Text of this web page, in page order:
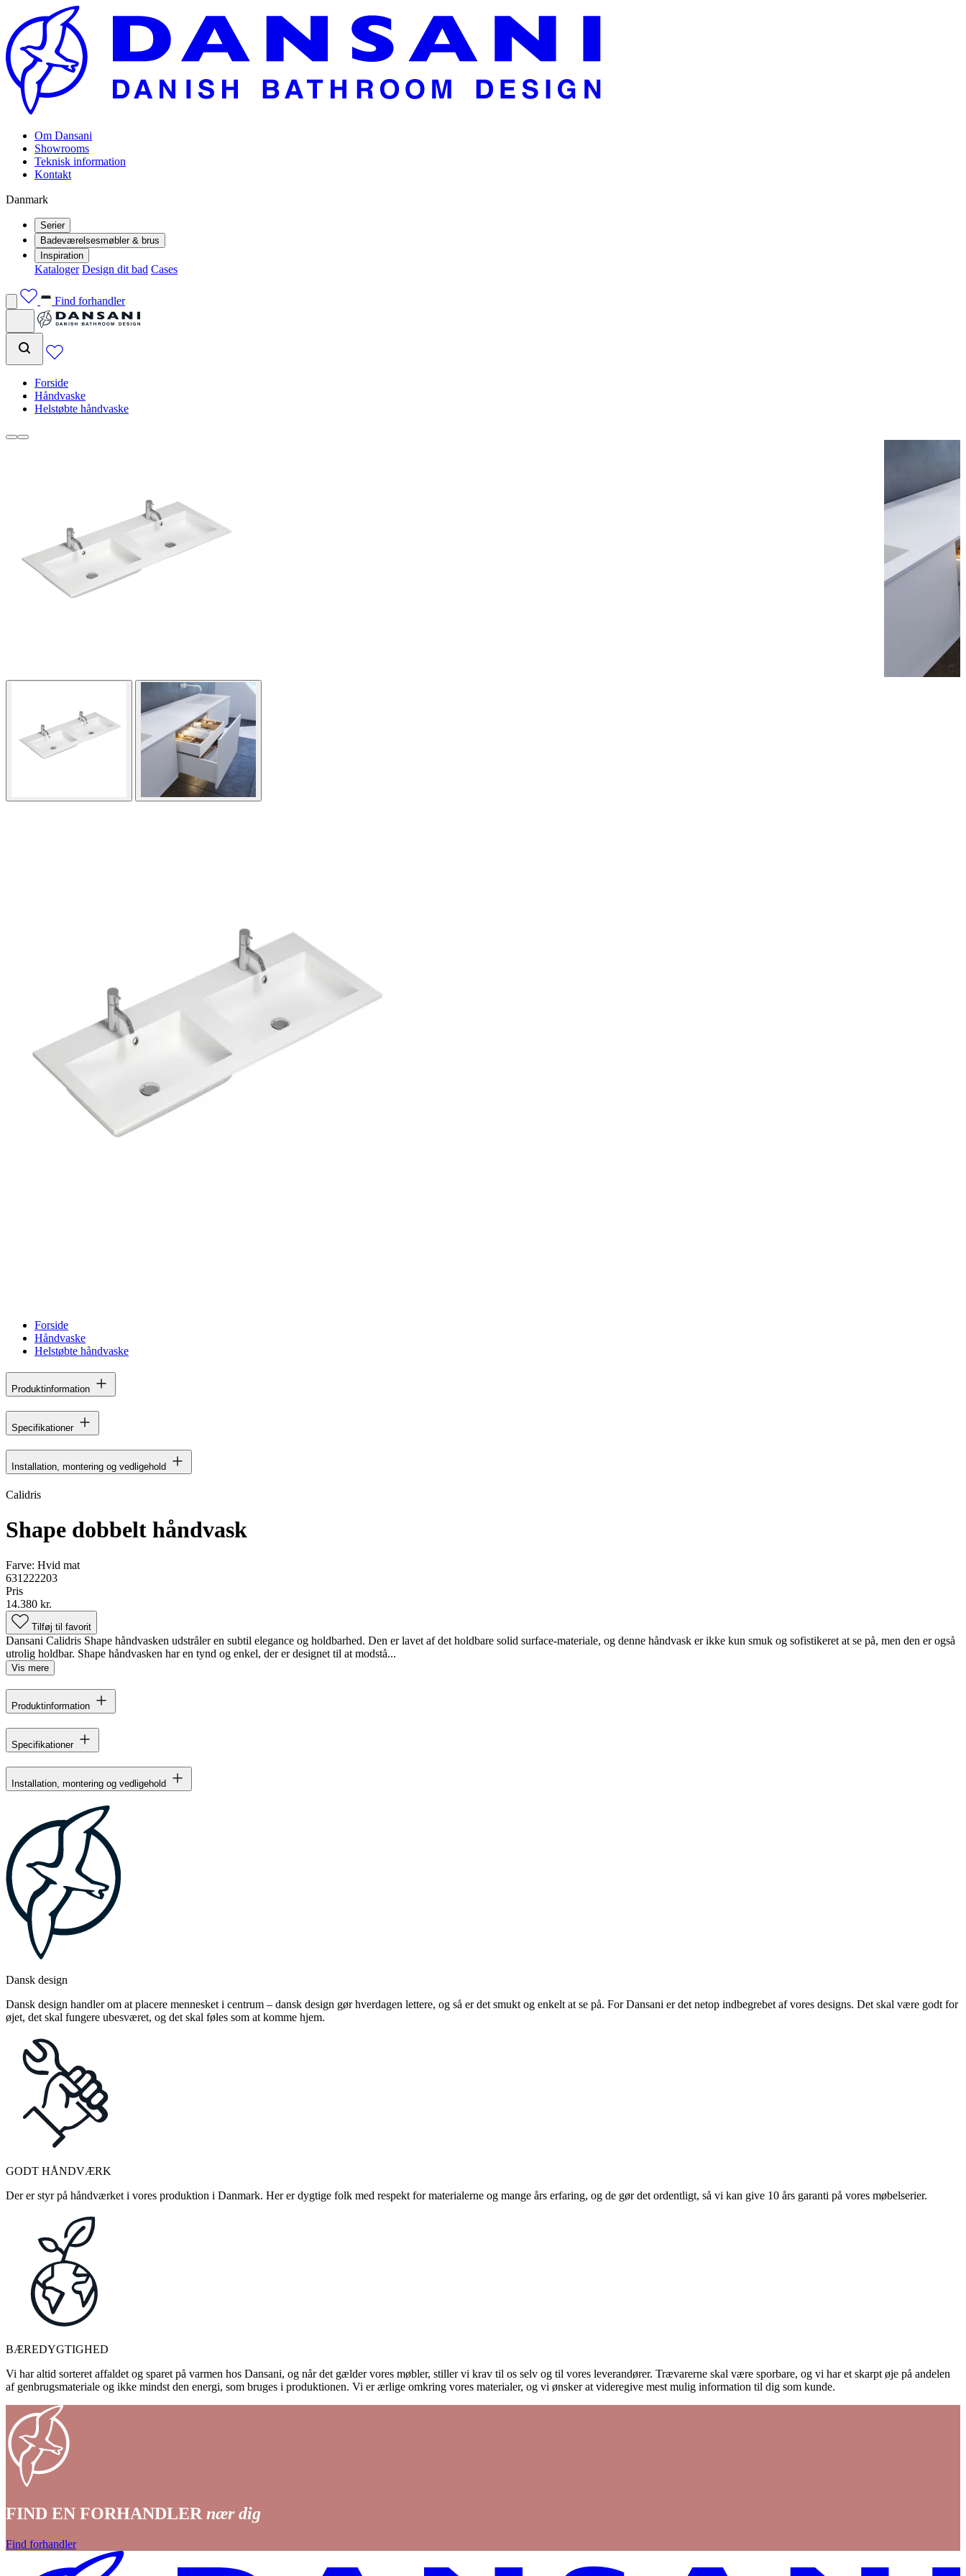
Om Dansani
Showrooms
Teknisk information
Kontakt
Danmark
Serier
Badeværelsesmøbler & brus
Inspiration
Kataloger Design dit bad Cases
Find forhandler
Forside
Håndvaske
Helstøbte håndvaske
Forside
Håndvaske
Helstøbte håndvaske
Produktinformation
Specifikationer
Installation, montering og vedligehold
Calidris
Shape dobbelt håndvask
Farve: Hvid mat
631222203
Pris
14.380 kr.
Tilføj til favorit
Dansani Calidris Shape håndvasken udstråler en subtil elegance og holdbarhed. Den er lavet af det holdbare solid surface-materiale, og denne håndvask er ikke kun smuk og sofistikeret at se på, men den er også
utrolig holdbar. Shape håndvasken har en tynd og enkel, der er designet til at modstå...
Vis mere
Produktinformation
Specifikationer
Installation, montering og vedligehold
Dansk design
Dansk design handler om at placere mennesket i centrum – dansk design gør hverdagen lettere, og så er det smukt og enkelt at se på. For Dansani er det netop indbegrebet af vores designs. Det skal være godt for
øjet, det skal fungere ubesværet, og det skal føles som at komme hjem.
GODT HÅNDVÆRK
Der er styr på håndværket i vores produktion i Danmark. Her er dygtige folk med respekt for materialerne og mange års erfaring, og de gør det ordentligt, så vi kan give 10 års garanti på vores møbelserier.
BÆREDYGTIGHED
Vi har altid sorteret affaldet og sparet på varmen hos Dansani, og når det gælder vores møbler, stiller vi krav til os selv og til vores leverandører. Trævarerne skal være sporbare, og vi har et skarpt øje på andelen
af genbrugsmateriale og ikke mindst den energi, som bruges i produktionen. Vi er ærlige omkring vores materialer, og vi ønsker at videregive mest mulig information til dig som kunde.
FIND EN FORHANDLER nær dig
Find forhandler